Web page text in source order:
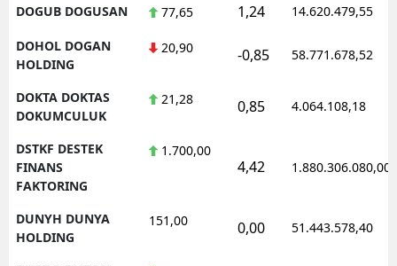
DOGUB DOGUSAN 77,65 1,24 14.620.479,55
DOHOL DOGAN
HOLDING
20,90 -0,85 58.771.678,52
DOKTA DOKTAS
DOKUMCULUK
21,28 0,85 4.064.108,18
DSTKF DESTEK
FINANS
FAKTORING
1.700,00
4,42 1.880.306.080,00
DUNYH DUNYA
HOLDING
151,00 0,00 51.443.578,40